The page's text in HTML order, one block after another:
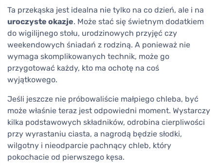
Ta przekąska jest idealna nie tylko na co dzień, ale i na
uroczyste okazje. Może stać się świetnym dodatkiem
do wigilijnego stołu, urodzinowych przyjęć czy
weekendowych śniadań z rodziną. A ponieważ nie
wymaga skomplikowanych technik, może go
przygotować każdy, kto ma ochotę na coś
wyjątkowego.
Jeśli jeszcze nie próbowaliście małpiego chleba, być
może właśnie teraz jest odpowiedni moment. Wystarczy
kilka podstawowych składników, odrobina cierpliwości
przy wyrastaniu ciasta, a nagrodą będzie słodki,
wilgotny i nieodparcie pachnący chleb, który
pokochacie od pierwszego kęsa.